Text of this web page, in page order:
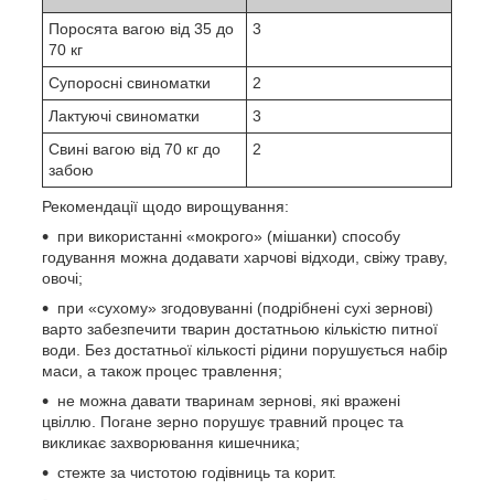
Поросята вагою від 35 до
70 кг
3
Супоросні свиноматки
2
Лактуючі свиноматки
3
Свині вагою від 70 кг до
забою
2
Рекомендації щодо вирощування:
при використанні «мокрого» (мішанки) способу
годування можна додавати харчові відходи, свіжу траву,
овочі;
при «сухому» згодовуванні (подрібнені сухі зернові)
варто забезпечити тварин достатньою кількістю питної
води. Без достатньої кількості рідини порушується набір
маси, а також процес травлення;
не можна давати тваринам зернові, які вражені
цвіллю. Погане зерно порушує травний процес та
викликає захворювання кишечника;
стежте за чистотою годівниць та корит.